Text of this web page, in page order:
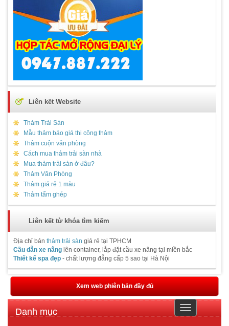
Liên kết Website
Thảm Trải Sàn
Mẫu thảm báo giá thi công thảm
Thảm cuộn văn phòng
Cách mua thảm trải sàn nhà
Mua thảm trải sàn ở đâu?
Thảm Văn Phòng
Thảm giá rẻ 1 màu
Thảm tấm ghép
Liên kết từ khóa tìm kiếm
Địa chỉ bán thảm trải sàn giá rẻ tại TPHCM
Cầu dẫn xe nâng lên container, lắp đặt cầu xe nâng tại miền bắc
Thiết kế spa đẹp - chất lượng đẳng cấp 5 sao tại Hà Nội
Xem web phiên bản đầy đủ
Toggle
navigation
Danh mục